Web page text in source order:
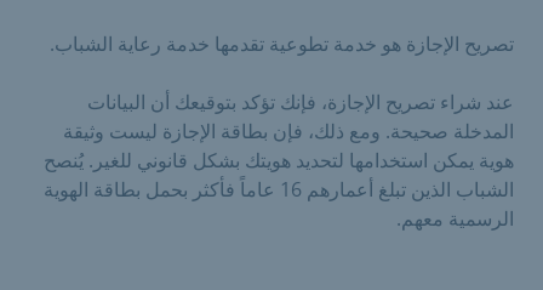
تصريح الإجازة هو خدمة تطوعية تقدمها خدمة رعاية الشباب.
عند شراء تصريح الإجازة، فإنك تؤكد بتوقيعك أن البيانات
المدخلة صحيحة. ومع ذلك، فإن بطاقة الإجازة ليست وثيقة
هوية يمكن استخدامها لتحديد هويتك بشكل قانوني للغير. يُنصح
الشباب الذين تبلغ أعمارهم 16 عاماً فأكثر بحمل بطاقة الهوية
الرسمية معهم.